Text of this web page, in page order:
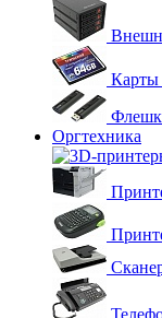
Карты
Оргтехника